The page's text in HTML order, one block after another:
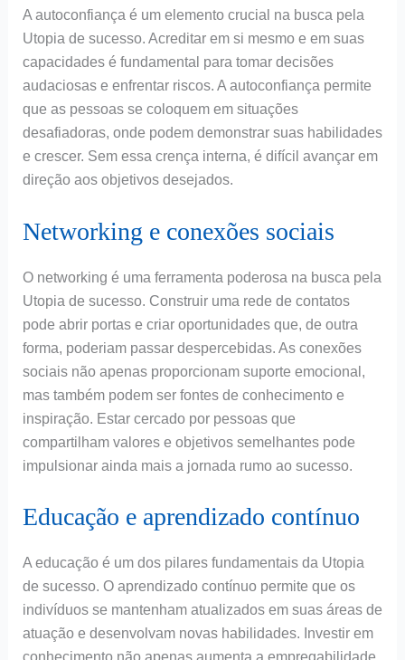
A autoconfiança é um elemento crucial na busca pela
Utopia de sucesso. Acreditar em si mesmo e em suas
capacidades é fundamental para tomar decisões
audaciosas e enfrentar riscos. A autoconfiança permite
que as pessoas se coloquem em situações
desafiadoras, onde podem demonstrar suas habilidades
e crescer. Sem essa crença interna, é difícil avançar em
direção aos objetivos desejados.
Networking e conexões sociais
O networking é uma ferramenta poderosa na busca pela
Utopia de sucesso. Construir uma rede de contatos
pode abrir portas e criar oportunidades que, de outra
forma, poderiam passar despercebidas. As conexões
sociais não apenas proporcionam suporte emocional,
mas também podem ser fontes de conhecimento e
inspiração. Estar cercado por pessoas que
compartilham valores e objetivos semelhantes pode
impulsionar ainda mais a jornada rumo ao sucesso.
Educação e aprendizado contínuo
A educação é um dos pilares fundamentais da Utopia
de sucesso. O aprendizado contínuo permite que os
indivíduos se mantenham atualizados em suas áreas de
atuação e desenvolvam novas habilidades. Investir em